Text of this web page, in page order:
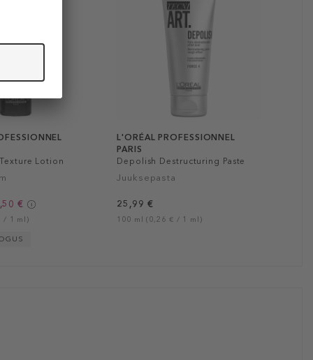
Lotion
€
/ 1 ml)
L'ORÉAL PROFESSIONNEL
PARIS
Depolish Destructuring Paste
Juuksepasta
25,99 €
100 ml (0,26 € / 1 ml)